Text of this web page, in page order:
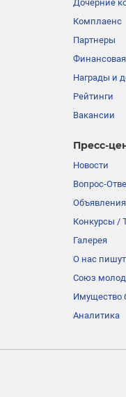
Дочерние
Комплаенс
Партнеры
Финансовая
Награды и
Рейтинги
Вакансии
Пресс-
Новости
Вопрос-
Объявления
Конкурсы /
Галерея
О нас пишут
Союз
Имущество
Аналитика